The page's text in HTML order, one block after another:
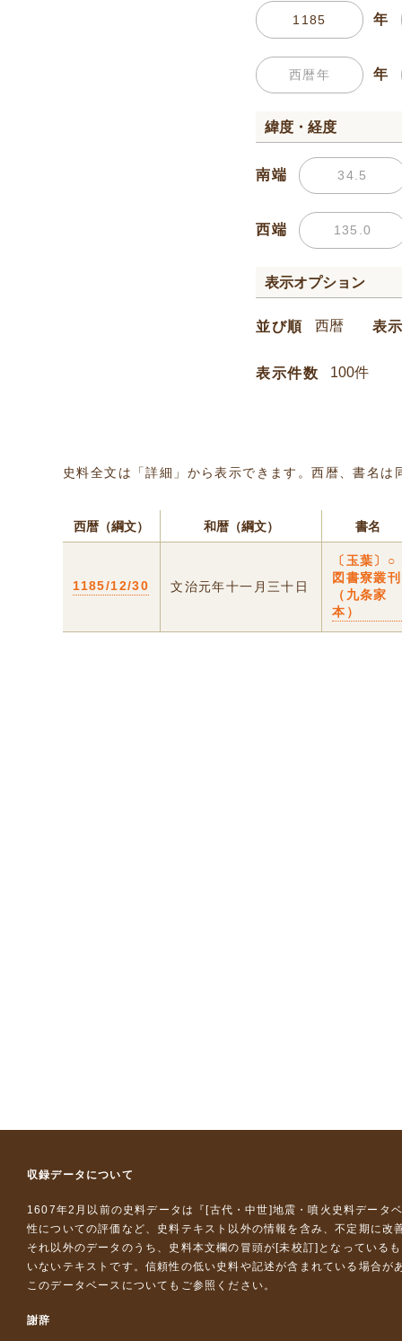
年
年
緯度・経度
南端
西端
表示オプション
並び順 表
表示件数
史料全文は「詳細」から表示できます。西暦、書名
西暦（綱文） 和暦（綱文） 書名
1185/12/30 文治元年十一月三十日
〔玉葉〕○
図書寮叢刊
（九条家
本）
収録データについて
1607年2月以前の史料データは『 [古代・中世]地震・噴火史料データ
性についての評価など、史料テキスト以外の情報を含み、不定期に改
それ以外のデータのうち、史料本文欄の冒頭が[未校訂]となっている
いないテキストです。信頼性の低い史料や記述が含まれている場合が
このデータベースについて もご参照ください。
謝辞